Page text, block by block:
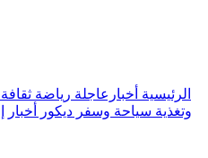
الرئيسية أخبارعاجلة رياضة ثقافة
وتغذية سياحة وسفر ديكور أخبار